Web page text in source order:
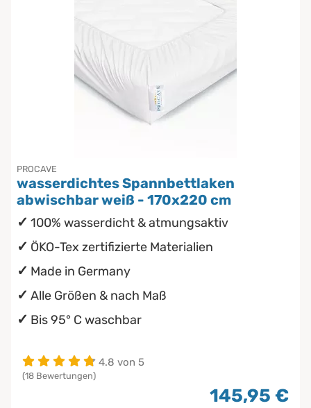
PROCAVE
wasserdichtes Spannbettlaken
abwischbar weiß - 170x220 cm
100% wasserdicht & atmungsaktiv
ÖKO-Tex zertifizierte Materialien
Made in Germany
Alle Größen & nach Maß
Bis 95° C waschbar
4.8 von 5
(18 Bewertungen)
145,95 €